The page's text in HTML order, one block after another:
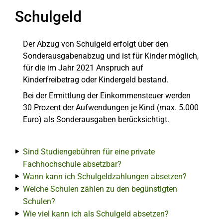
Schulgeld
Der Abzug von Schulgeld erfolgt über den
Sonderausgabenabzug und ist für Kinder möglich,
für die im Jahr 2021 Anspruch auf
Kinderfreibetrag oder Kindergeld bestand.
Bei der Ermittlung der Einkommensteuer werden
30 Prozent der Aufwendungen je Kind (max. 5.000
Euro) als Sonderausgaben berücksichtigt.
Sind Studiengebühren für eine private
Fachhochschule absetzbar?
Wann kann ich Schulgeldzahlungen absetzen?
Welche Schulen zählen zu den begünstigten
Schulen?
Wie viel kann ich als Schulgeld absetzen?